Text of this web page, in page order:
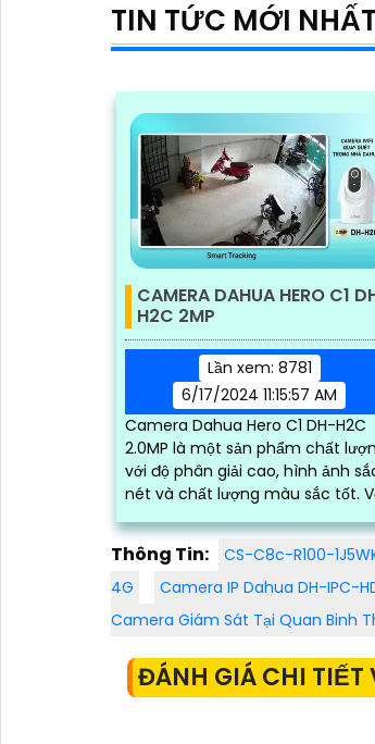
TIN TỨC MỚI NHẤT
CAMERA DAHUA HERO C1
H2C 2MP
Lần xem: 8781
6/17/2024 11:15:57 AM
Camera Dahua Hero C1 DH-H2C
2.0MP là một sản phẩm chất
với độ phân giải cao, hình ảnh
nét và chất lượng màu sắc tốt. Với
hoạt giá...
Thông Tin: CS-C8c-R100-
4G
Camera IP Dahua DH-IPC-
Camera Giám Sát Tại Quan Binh
ĐÁNH GIÁ CHI TIẾT